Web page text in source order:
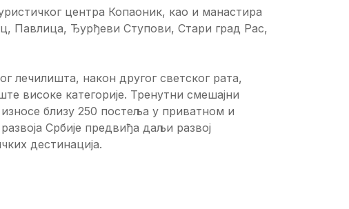
центра Копаоник, као и манастира
Павлица, Ђурђеви Ступови, Стари град Рас,
лечилишта, након другог светског рата,
високе категорије. Тренутни смешајни
близу 250 постеља у приватном и
Србије предвиђа даљи развој
дестинација.